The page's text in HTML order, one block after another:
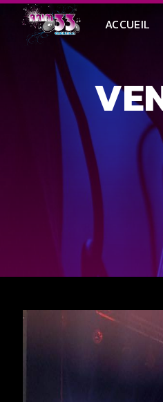
ACCUEIL
VENTE ET INSTALLATION DE MATÉRIEL DE
Panneau de gestion des cookies